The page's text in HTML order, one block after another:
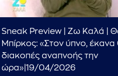
Sneak Preview | Ζω Καλά |
Μπίρκος: «Στον ύπνο, έκανα
διακοπές αναπνοής την
ώρα»|19/04/2026